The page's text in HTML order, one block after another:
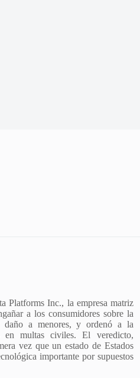
Platforms Inc., la empresa matriz
a los consumidores sobre la
daño a menores, y ordenó a la
en multas civiles. El veredicto,
vez que un estado de Estados
importante por supuestos